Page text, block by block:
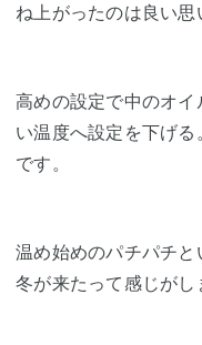
ね上がったのは良い思
高めの設定で中のオ
い温度へ設定を下げ
です。
温め始めのパチパチと
冬が来たって感じがし